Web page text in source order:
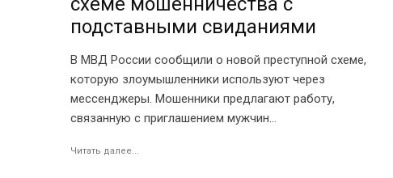
подставными свиданиями
В МВД России сообщили о новой преступной схеме,
которую злоумышленники используют через
мессенджеры. Мошенники предлагают работу,
связанную с приглашением мужчин...
Читать далее...